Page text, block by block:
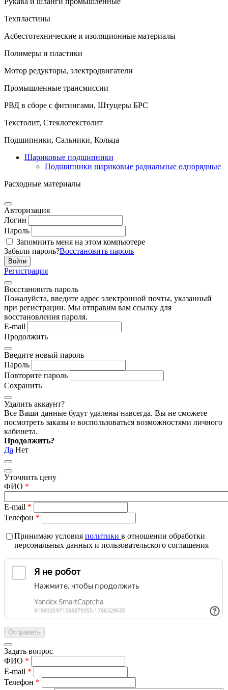
Техпластины
Асбестотехнические и изоляционные материалы
Полимеры и пластики
Мотор редукторы, электродвигатели
Промышленные трансмиссии
РВД в сборе с фитингами, Штуцеры БРС
Текстолит, Стеклотекстолит
Подшипники, Сальники, Кольца
Шариковые подшипники
Подшипники шариковые радиальные однорядные
Расходные материалы
Авторизация
Логин
Пароль
Запомнить меня на этом компьютере
Забыли пароль?Восстановить пароль
Регистрация
Восстановить пароль
Пожалуйста, введите адрес электронной почты, указанный
при регистрации. Мы отправим вам ссылку для
восстановления пароля.
E-mail
Продолжить
Введите новый пароль
Пароль
Повторите пароль
Сохранить
Удалить аккаунт?
Все Ваши данные будут удалены навсегда. Вы не сможете
посмотреть заказы и воспользоваться возможностями личного
кабинета.
Продолжить?
Да Нет
Уточнить цену
ФИО *
E-mail *
Телефон *
Принимаю условия политики в отношении обработки
персональных данных и пользовательского соглашения
Задать вопрос
ФИО *
E-mail *
Телефон *